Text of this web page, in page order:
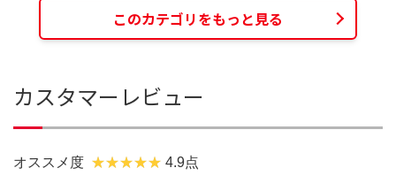
このカテゴリをもっと見る
カスタマーレビュー
オススメ度 4.9点